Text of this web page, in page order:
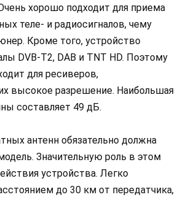
хорошо подходит для приема
теле- и радиосигналов, чему
Кроме того, устройство
DVB-T2, DAB и TNT HD. Поэтому
для ресиверов,
высокое разрешение. Наибольшая
составляет 49 дБ.
антенн обязательно должна
Значительную роль в этом
устройства. Легко
до 30 км от передатчика,